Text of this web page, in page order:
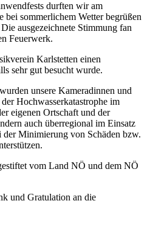
durften wir am
bei sommerlichem Wetter begrüßen
ausgezeichnete Stimmung fan
Feuerwerk.
Karlstetten einen
sehr gut besucht wurde.
unsere Kameradinnen und
Hochwasserkatastrophe im
eigenen Ortschaft und der
auch überregional im Einsatz
Minimierung von Schäden bzw.
vom Land NÖ und dem NÖ
und Gratulation an die